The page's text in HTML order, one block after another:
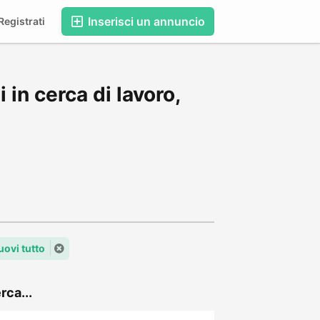
Inserisci un annuncio
in cerca di lavoro,
tutto